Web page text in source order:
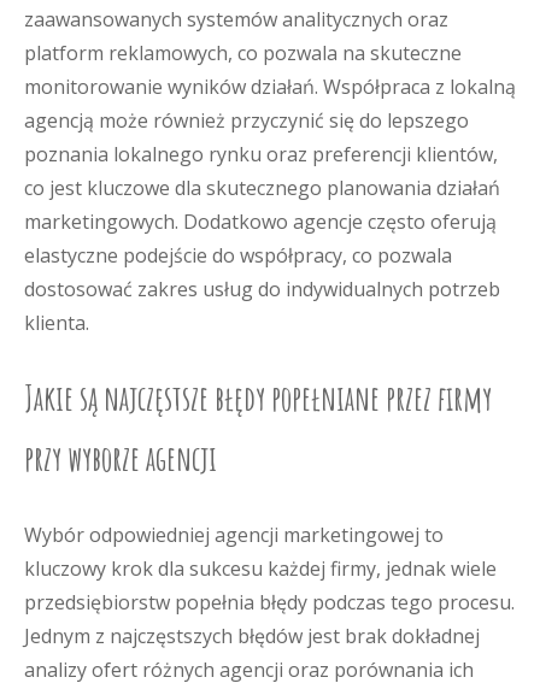
zaawansowanych systemów analitycznych oraz
platform reklamowych, co pozwala na skuteczne
monitorowanie wyników działań. Współpraca z lokalną
agencją może również przyczynić się do lepszego
poznania lokalnego rynku oraz preferencji klientów,
co jest kluczowe dla skutecznego planowania działań
marketingowych. Dodatkowo agencje często oferują
elastyczne podejście do współpracy, co pozwala
dostosować zakres usług do indywidualnych potrzeb
klienta.
Jakie są najczęstsze błędy popełniane przez firmy
przy wyborze agencji
Wybór odpowiedniej agencji marketingowej to
kluczowy krok dla sukcesu każdej firmy, jednak wiele
przedsiębiorstw popełnia błędy podczas tego procesu.
Jednym z najczęstszych błędów jest brak dokładnej
analizy ofert różnych agencji oraz porównania ich